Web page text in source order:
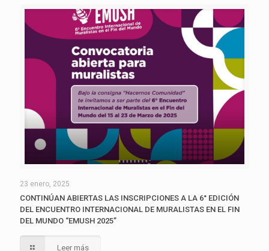
23 enero, 2025
CONTINÚAN ABIERTAS LAS INSCRIPCIONES A LA 6° EDICIÓN
DEL ENCUENTRO INTERNACIONAL DE MURALISTAS EN EL FIN
DEL MUNDO “EMUSH 2025”
Leer más